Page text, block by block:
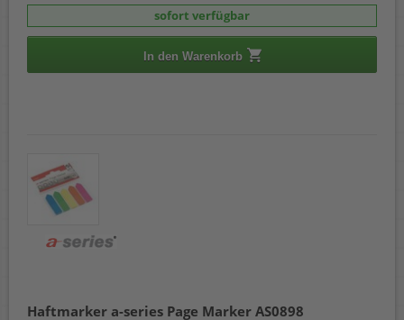
sofort verfügbar
In den Warenkorb
Haftmarker a-series Page Marker AS0898